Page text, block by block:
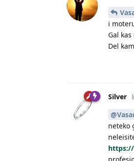
i
Gal
Del
Silver
neteko